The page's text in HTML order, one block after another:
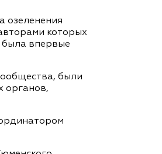
озеленения
которых
была впервые
были
органов,